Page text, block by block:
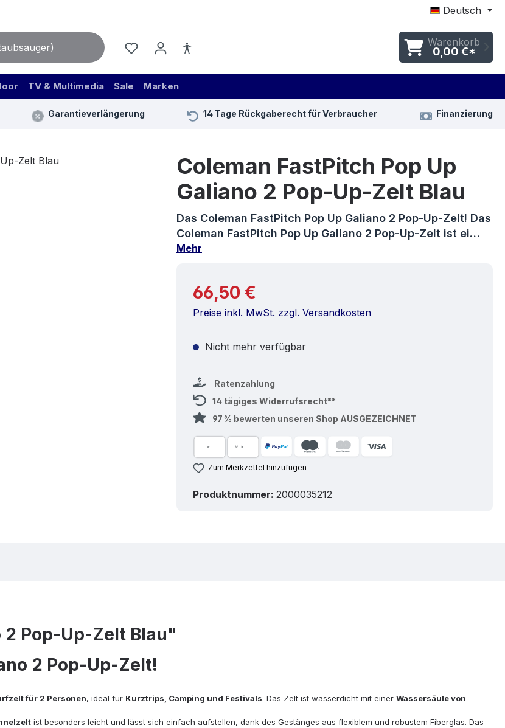
Deutsch
Warenkorb
0,00 €*
TV & Multimedia Sale Marken
Garantieverlängerung 14 Tage Rückgaberecht für Verbraucher Finanzierung
Coleman FastPitch Pop Up
Galiano 2 Pop-Up-Zelt Blau
Das Coleman FastPitch Pop Up Galiano 2 Pop-Up-Zelt! Das
Coleman FastPitch Pop Up Galiano 2 Pop-Up-Zelt ist ei…
Mehr
Regulärer Preis:
66,50 €
Preise inkl. MwSt. zzgl. Versandkosten
Nicht mehr verfügbar
Ratenzahlung
14 tägiges Widerrufsrecht**
97 % bewerten unseren Shop AUSGEZEICHNET
Zum Merkzettel hinzufügen
Produktnummer: 2000035212
2 Pop-Up-Zelt Blau"
2 Pop-Up-Zelt!
für 2 Personen, ideal für Kurztrips, Camping und Festivals. Das Zelt ist wasserdicht mit einer Wassersäule von
ist besonders leicht und lässt sich einfach aufstellen, dank des Gestänges aus flexiblem und robustem Fiberglas. Das